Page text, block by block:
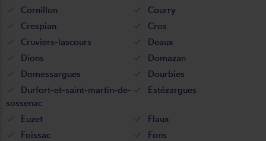
Cornillon
Courry
Crespian
Cros
Cruviers-lascours
Deaux
Dions
Domazan
Domessargues
Dourbies
Durfort-et-saint-martin-de-
sossenac
Estézargues
Euzet
Flaux
Foissac
Fons